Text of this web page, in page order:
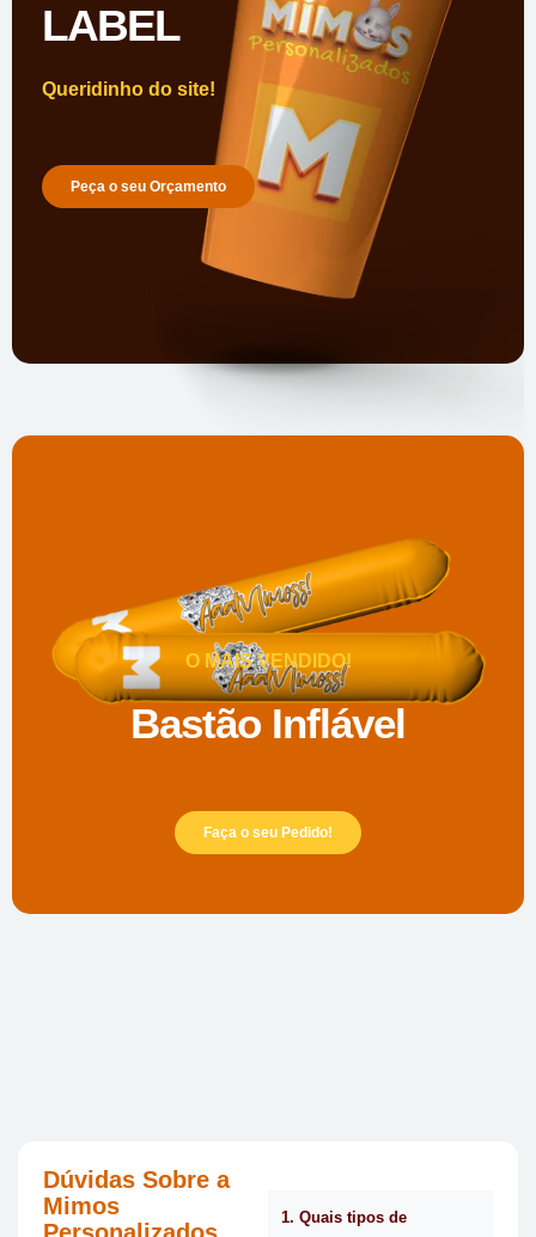
LABEL
Queridinho do site!
Peça o seu Orçamento
O MAIS VENDIDO!
Bastão Inflável
Faça o seu Pedido!
Dúvidas Sobre a
Mimos
1. Quais tipos de